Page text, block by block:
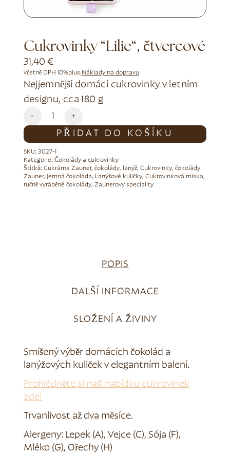
Cukrovinky “Lilie“, čtvercové
31,40 €
včetně DPH 10%plus.Náklady na dopravu
Nejjemnější domácí cukrovinky v letním
designu, cca 180 g
- +
PŘIDAT DO KOŠÍKU
Alternative:
SKU: 3027-1
Kategorie: Čokolády a cukrovinky
Štítků: Cukrárna Zauner, čokolády, lanýž, Cukrovinky, čokolády
Zauner, Jemná čokoláda, Lanýžové kuličky, Cukrovinková miska,
ručně vyráběné čokolády, Zaunerovy speciality
POPIS
DALŠÍ INFORMACE
SLOŽENÍ A ŽIVINY
Smíšený výběr domácích čokolád a
lanýžových kuliček v elegantním balení.
Prohlédněte si naši nabídku cukrovinek
zde!
Trvanlivost až dva měsíce.
Alergeny: Lepek (A), Vejce (C), Sója (F),
Mléko (G), Ořechy (H)